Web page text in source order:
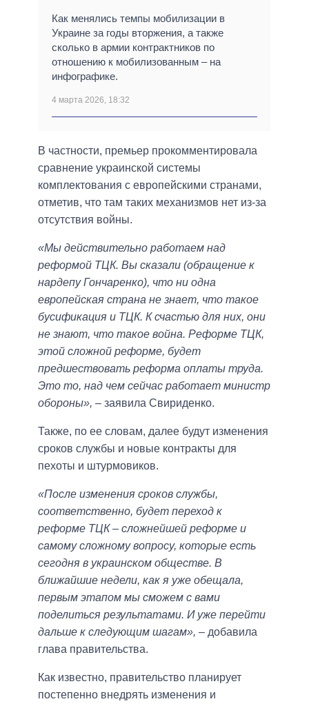
Как менялись темпы мобилизации в
Украине за годы вторжения, а также
сколько в армии контрактников по
отношению к мобилизованным – на
инфографике.
4 марта 2026, 18:32
В частности, премьер прокомментировала
сравнение украинской системы
комплектования с европейскими странами,
отметив, что там таких механизмов нет из-за
отсутствия войны.
«Мы действительно работаем над
реформой ТЦК. Вы сказали (обращение к
нардепу Гончаренко), что ни одна
европейская страна не знает, что такое
бусификация и ТЦК. К счастью для них, они
не знают, что такое война. Реформе ТЦК,
этой сложной реформе, будет
предшествовать реформа оплаты труда.
Это то, над чем сейчас работает министр
обороны», – заявила Свириденко.
Также, по ее словам, далее будут изменения
сроков службы и новые контракты для
пехоты и штурмовиков.
«После изменения сроков службы,
соответственно, будет переход к
реформе ТЦК – сложнейшей реформе и
самому сложному вопросу, которые есть
сегодня в украинском обществе. В
ближайшие недели, как я уже обещала,
первым этапом мы сможем с вами
поделиться результатами. И уже перейти
дальше к следующим шагам», – добавила
глава правительства.
Как известно, правительство планирует
постепенно внедрять изменения и